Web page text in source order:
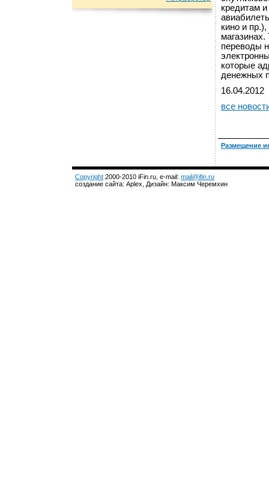
кредитам
кино и
переводы
которые
денежных
16.04.2012
все
Размещение
Copyright 2000-2010 iFin.ru, e-mail: mail@ifin.ru
создание сайта: Aplex, Дизайн: Максим Черемхин